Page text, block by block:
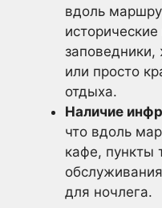
вдоль
или просто
отдыха.
Наличие
что вдоль
кафе, пункты
для ночлега.